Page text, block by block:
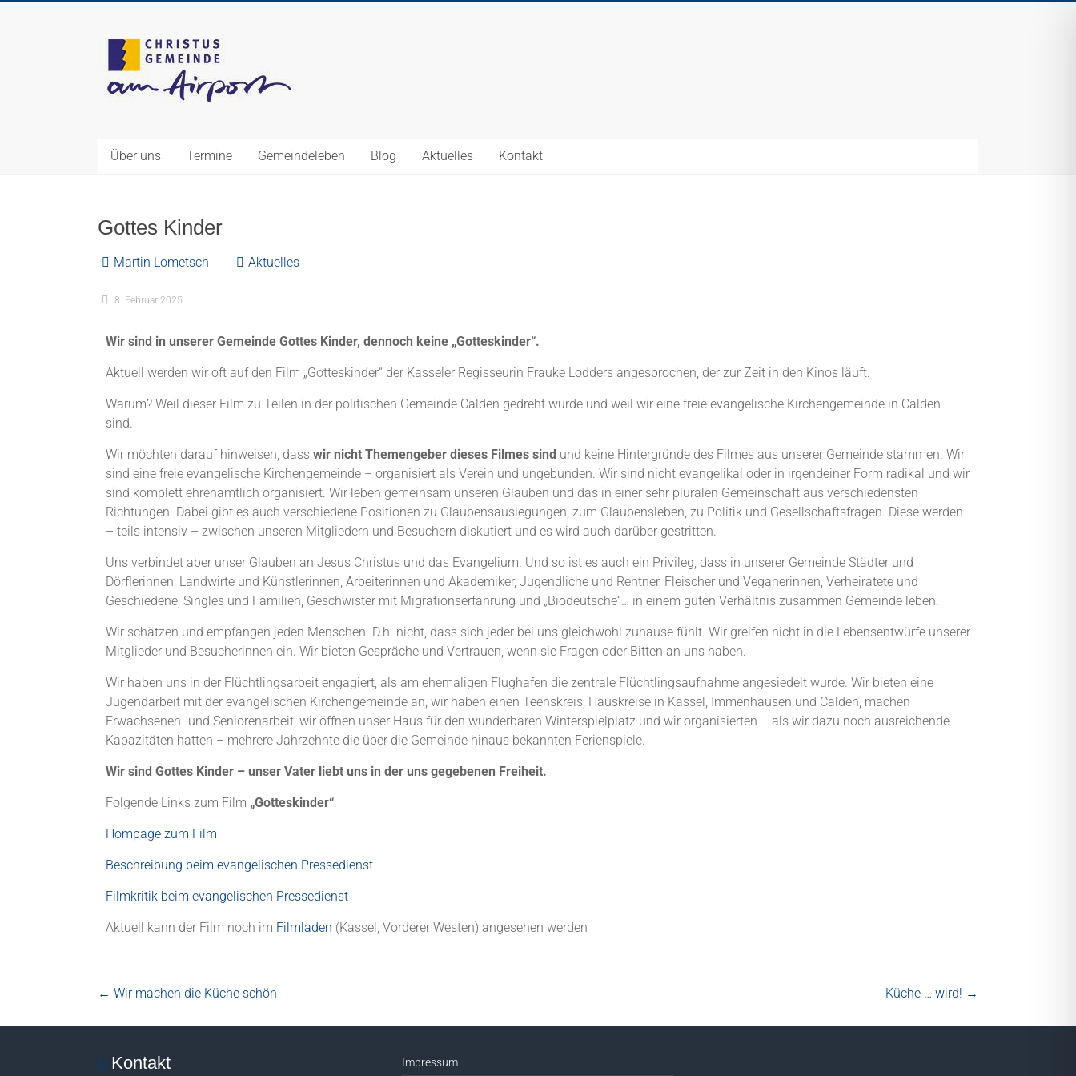
Über uns Termine Gemeindeleben Blog Aktuelles Kontakt
Gottes Kinder
Martin Lometsch Aktuelles
8. Februar 2025
Wir sind in unserer Gemeinde Gottes Kinder, dennoch keine „Gotteskinder“.
Aktuell werden wir oft auf den Film „Gotteskinder“ der Kasseler Regisseurin Frauke Lodders angesprochen, der zur Zeit in den Kinos läuft.
Warum? Weil dieser Film zu Teilen in der politischen Gemeinde Calden gedreht wurde und weil wir eine freie evangelische Kirchengemeinde in Calden
sind.
Wir möchten darauf hinweisen, dass wir nicht Themengeber dieses Filmes sind und keine Hintergründe des Filmes aus unserer Gemeinde stammen. Wir
sind eine freie evangelische Kirchengemeinde – organisiert als Verein und ungebunden. Wir sind nicht evangelikal oder in irgendeiner Form radikal und wir
sind komplett ehrenamtlich organisiert. Wir leben gemeinsam unseren Glauben und das in einer sehr pluralen Gemeinschaft aus verschiedensten
Richtungen. Dabei gibt es auch verschiedene Positionen zu Glaubensauslegungen, zum Glaubensleben, zu Politik und Gesellschaftsfragen. Diese werden
– teils intensiv – zwischen unseren Mitgliedern und Besuchern diskutiert und es wird auch darüber gestritten.
Uns verbindet aber unser Glauben an Jesus Christus und das Evangelium. Und so ist es auch ein Privileg, dass in unserer Gemeinde Städter und
Dörflerinnen, Landwirte und Künstlerinnen, Arbeiterinnen und Akademiker, Jugendliche und Rentner, Fleischer und Veganerinnen, Verheiratete und
Geschiedene, Singles und Familien, Geschwister mit Migrationserfahrung und „Biodeutsche“… in einem guten Verhältnis zusammen Gemeinde leben.
Wir schätzen und empfangen jeden Menschen. D.h. nicht, dass sich jeder bei uns gleichwohl zuhause fühlt. Wir greifen nicht in die Lebensentwürfe unserer
Mitglieder und Besucherinnen ein. Wir bieten Gespräche und Vertrauen, wenn sie Fragen oder Bitten an uns haben.
Wir haben uns in der Flüchtlingsarbeit engagiert, als am ehemaligen Flughafen die zentrale Flüchtlingsaufnahme angesiedelt wurde. Wir bieten eine
Jugendarbeit mit der evangelischen Kirchengemeinde an, wir haben einen Teenskreis, Hauskreise in Kassel, Immenhausen und Calden, machen
Erwachsenen- und Seniorenarbeit, wir öffnen unser Haus für den wunderbaren Winterspielplatz und wir organisierten – als wir dazu noch ausreichende
Kapazitäten hatten – mehrere Jahrzehnte die über die Gemeinde hinaus bekannten Ferienspiele.
Wir sind Gottes Kinder – unser Vater liebt uns in der uns gegebenen Freiheit.
Folgende Links zum Film „Gotteskinder“:
Hompage zum Film
Beschreibung beim evangelischen Pressedienst
Filmkritik beim evangelischen Pressedienst
Aktuell kann der Film noch im Filmladen (Kassel, Vorderer Westen) angesehen werden
← Wir machen die Küche schön Küche … wird! →
Kontakt Impressum